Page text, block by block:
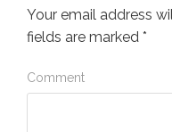
Your email address
fields are marked *
Comment